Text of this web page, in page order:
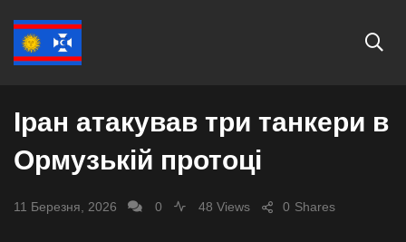
СВІТ
Іран атакував три танкери в
Ормузькій протоці
11 Березня, 2026 0 48 Views Shares
0